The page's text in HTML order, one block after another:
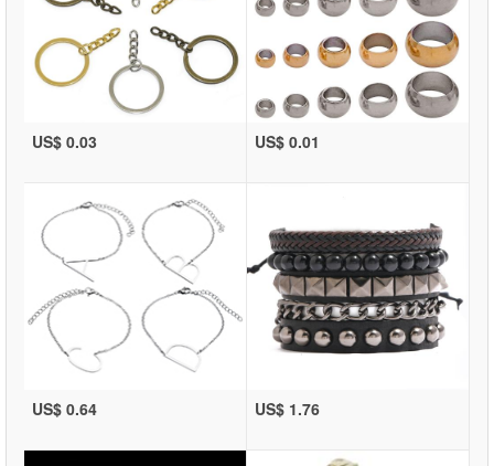
US$ 0.03 US$ 0.01
US$ 0.64 US$ 1.76